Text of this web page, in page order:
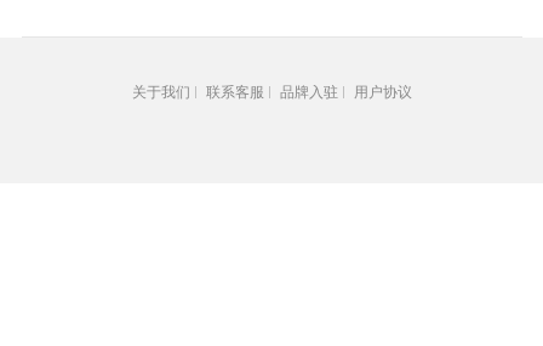
关于我们 联系客服 品牌入驻 用户协议